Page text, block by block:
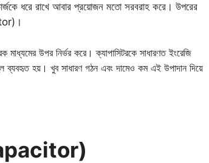
ধরে রাখে আবার প্রয়োজন মতো সরবরাহ করে। উপরের
উপর নির্ভর করে। ক্যাপাসিটরকে সাধারণত ইংরেজি
ব্যবহৃত হয়। খুব সাধারণ গঠন এবং দামেও কম এই উপাদান দিয়ে